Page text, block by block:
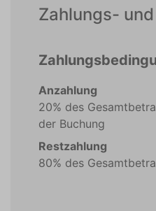
Zahlungs-
Anzahlung
20% des
der Buchung
Restzahlung
80% des